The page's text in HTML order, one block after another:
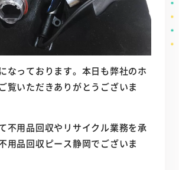
なっております。本日も弊社のホ
覧いただきありがとうございま
不用品回収やリサイクル業務を承
用品回収ピース静岡でございま